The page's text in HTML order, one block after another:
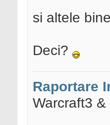
si altele
Deci?
Raportare
Warcraft3